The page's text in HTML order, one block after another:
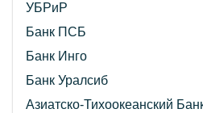
УБРиР
Банк ПСБ
Банк Инго
Банк Уралсиб
Азиатско-Тихоокеанский